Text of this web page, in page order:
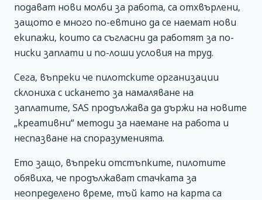
подават нови молби за работа, са отхвърлени,
защото е много по-евтино да се наемат нови
екипажи, които са съгласни да работят за по-
ниски заплати и по-лоши условия на труд.
Сега, въпреки че пилотските организации
склониха с искането за намаляване на
заплатите, SAS продължава да държи на новите
„креативни“ методи за наемане на работа и
неспазване на споразуменията.
Ето защо, въпреки отстъпките, пилотите
обявиха, че продължават стачката за
неопределено време, тъй като на карта са